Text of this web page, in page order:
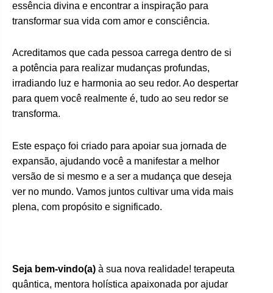
essência divina e encontrar a inspiração para
transformar sua vida com amor e consciência.
Acreditamos que cada pessoa carrega dentro de si
a potência para realizar mudanças profundas,
irradiando luz e harmonia ao seu redor. Ao despertar
para quem você realmente é, tudo ao seu redor se
transforma.
Este espaço foi criado para apoiar sua jornada de
expansão, ajudando você a manifestar a melhor
versão de si mesmo e a ser a mudança que deseja
ver no mundo. Vamos juntos cultivar uma vida mais
plena, com propósito e significado.
Seja bem-vindo(a) à sua nova realidade! terapeuta
quântica, mentora holística apaixonada por ajudar